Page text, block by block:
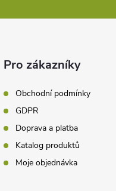
Pro zákazníky
Obchodní podmínky
GDPR
Doprava a platba
Katalog produktů
Moje objednávka